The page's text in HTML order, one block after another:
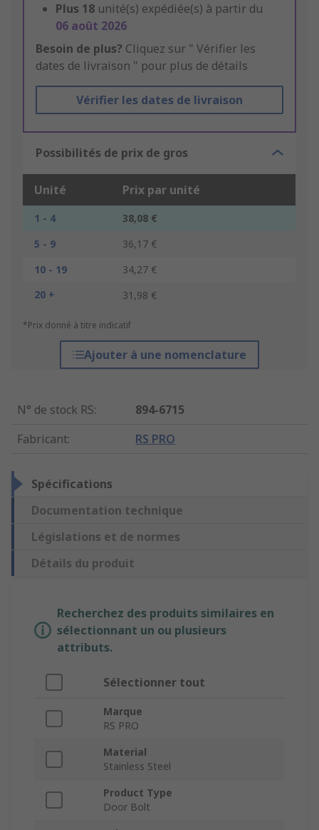
Plus 18 unité(s) expédiée(s) à partir du
06 août 2026
Besoin de plus? Cliquez sur " Vérifier les
dates de livraison " pour plus de détails
Vérifier les dates de livraison
Possibilités de prix de gros
Unité Prix par unité
1 - 4
38,08 €
5 - 9
36,17 €
10 - 19
34,27 €
20 +
31,98 €
*Prix donné à titre indicatif
Ajouter à une nomenclature
N° de stock RS:
894-6715
Fabricant: RS PRO
Spécifications
Documentation technique
Législations et de normes
Détails du produit
Recherchez des produits similaires en
sélectionnant un ou plusieurs
attributs.
Sélectionner tout
Marque
RS PRO
Material
Stainless Steel
Product Type
Door Bolt